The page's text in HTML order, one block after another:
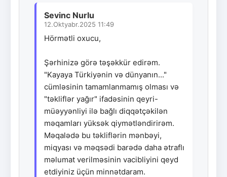
Sevinc Nurlu
12.Oktyabr.2025 11:49
Hörmətli oxucu,
Şərhinizə görə təşəkkür edirəm.
"Kayaya Türkiyənin və dünyanın..."
cümləsinin tamamlanmamış olması və
"təkliflər yağır" ifadəsinin qeyri-
müəyyənliyi ilə bağlı diqqətçəkilən
məqamları yüksək qiymətləndirirəm.
Məqalədə bu təkliflərin mənbəyi,
miqyası və məqsədi barədə daha ətraflı
məlumat verilməsinin vacibliyini qeyd
etdiyiniz üçün minnətdaram.